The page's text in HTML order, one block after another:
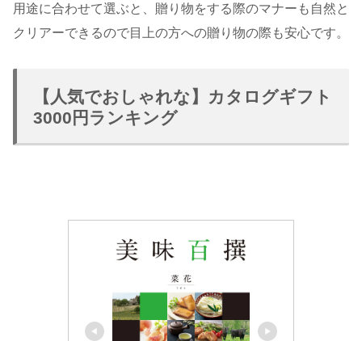
用途に合わせて選ぶと、贈り物をする際のマナーも自然と
クリアーできるので目上の方への贈り物の際も安心です。
【人気でおしゃれな】カタログギフト
3000円ランキング